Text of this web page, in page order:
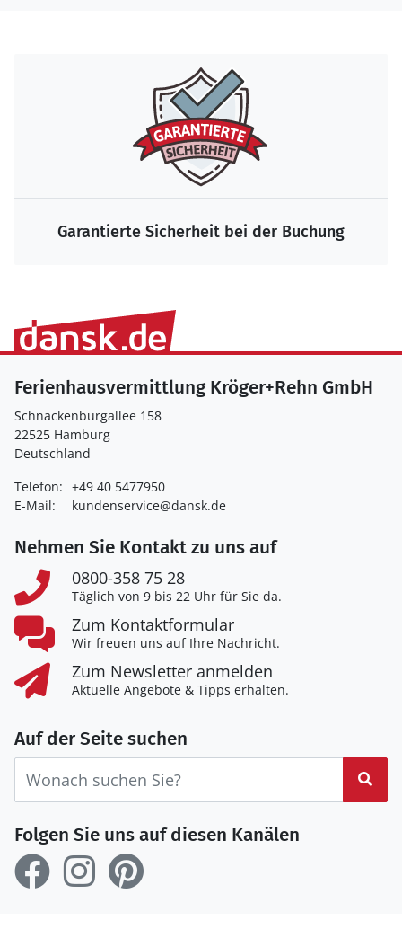
Garantierte Sicherheit bei der Buchung
Ferienhausvermittlung Kröger+Rehn GmbH
Schnackenburgallee 158
22525 Hamburg
Deutschland
Telefon: +49 40 5477950
E-Mail:
kundenservice@dansk.de
Nehmen Sie Kontakt zu uns auf
0800-358 75 28
Täglich von 9 bis 22 Uhr für Sie da.
Zum Kontaktformular
Wir freuen uns auf Ihre Nachricht.
Zum Newsletter anmelden
Aktuelle Angebote & Tipps erhalten.
Auf der Seite suchen
Folgen Sie uns auf diesen Kanälen